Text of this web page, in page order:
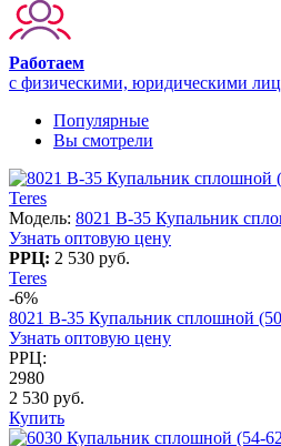
Работаем
с физическими, юридическими
Популярные
Вы смотрели
Teres
Модель: 8021 B-35 Купальник
Узнать оптовую цену
РРЦ: 2 530 руб.
Teres
-6%
8021 B-35 Купальник сплошной
Узнать оптовую цену
РРЦ:
2980
2 530 руб.
Купить